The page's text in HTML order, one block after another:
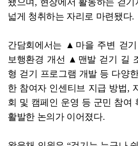
됐으며, 현장에서 활동하는 걷
넓게 청취하는 자리로 마련됐다.
간담회에서는 ▲마을 주변 걷
보행환경 개선 ▲맨발 걷기 길
형 걷기 프로그램 개발 등 다양
한 참여자 인센티브 지급 방법,
회 및 캠페인 운영 등 군민 참여
활발한 논의가 이어졌다.